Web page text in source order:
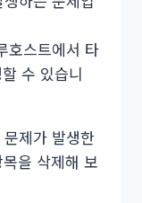
호스트에서 타
수 있습니
제가 발생한
을 삭제해 보